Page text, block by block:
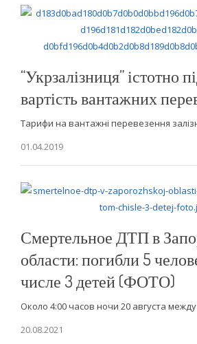
“Укрзалізниця” істотно
вартість вантажних
Тарифи на вантажні перевезення
01.04.2019
Смертельное ДТП в
области: погибли 5
числе 3 детей (ФОТО)
Около 4:00 часов ночи 20 августа
20.08.2021